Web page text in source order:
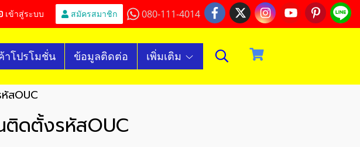
เข้าสู่ระบบ สมัครสมาชิก 080-111-4014
าโปรโมชั่น ข้อมูลติดต่อ เพิ่มเติม
สOUC
ติดตั้งรหัสOUC